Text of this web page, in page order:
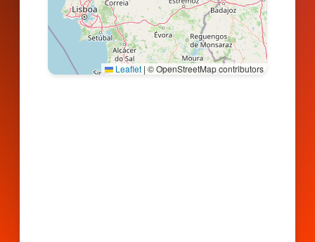
Leaflet | © OpenStreetMap contributors